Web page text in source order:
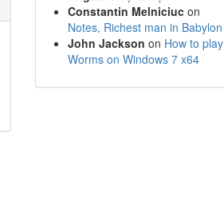
Constantin Melniciucon
Notes, Richest man in Babylon
John Jackson on How to play
Worms on Windows 7 x64